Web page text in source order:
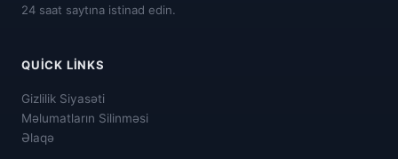
24 saat saytına istinad edin.
QUICK LINKS
Gizlilik Siyasəti
Məlumatların Silinməsi
Əlaqə